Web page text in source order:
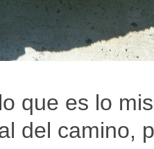
que es lo
del camino,